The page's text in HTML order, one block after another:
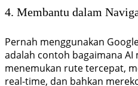
4. Membantu dalam
Pernah menggunakan
adalah contoh bagaimana AI
menemukan rute tercepat,
real-time, dan bahkan